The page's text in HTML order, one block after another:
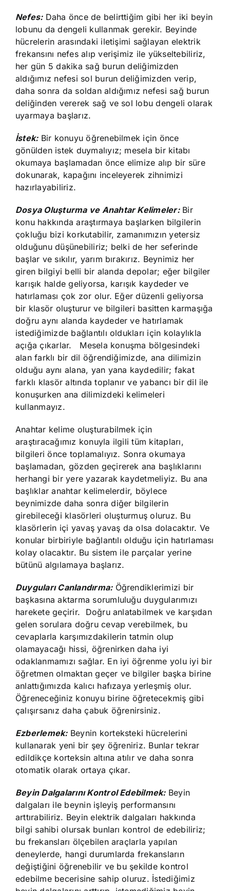
Nefes:Daha önce de belirttiğim gibi her iki beyin
lobunu da dengeli kullanmak gerekir. Beyinde
hücrelerin arasındaki iletişimi sağlayan elektrik
frekansını nefes alıp verişimiz ile yükseltebiliriz,
her gün 5 dakika sağ burun deliğimizden
aldığımız nefesi sol burun deliğimizden verip,
daha sonra da soldan aldığımız nefesi sağ burun
deliğinden vererek sağ ve sol lobu dengeli olarak
uyarmaya başlarız.
İstek:Bir konuyu öğrenebilmek için önce
gönülden istek duymalıyız; mesela bir kitabı
okumaya başlamadan önce elimize alıp bir süre
dokunarak, kapağını inceleyerek zihnimizi
hazırlayabiliriz.
Dosya Oluşturma ve Anahtar Kelimeler:Bir
konu hakkında araştırmaya başlarken bilgilerin
çokluğu bizi korkutabilir, zamanımızın yetersiz
olduğunu düşünebiliriz; belki de her seferinde
başlar ve sıkılır, yarım bırakırız. Beynimiz her
giren bilgiyi belli bir alanda depolar; eğer bilgiler
karışık halde geliyorsa, karışık kaydeder ve
hatırlaması çok zor olur. Eğer düzenli geliyorsa
bir klasör oluşturur ve bilgileri basitten karmaşığa
doğru aynı alanda kaydeder ve hatırlamak
istediğimizde bağlantılı oldukları için kolaylıkla
açığa çıkarlar. Mesela konuşma bölgesindeki
alan farklı bir dil öğrendiğimizde, ana dilimizin
olduğu aynı alana, yan yana kaydedilir; fakat
farklı klasör altında toplanır ve yabancı bir dil ile
konuşurken ana dilimizdeki kelimeleri
kullanmayız.
Anahtar kelime oluşturabilmek için
araştıracağımız konuyla ilgili tüm kitapları,
bilgileri önce toplamalıyız. Sonra okumaya
başlamadan, gözden geçirerek ana başlıklarını
herhangi bir yere yazarak kaydetmeliyiz. Bu ana
başlıklar anahtar kelimelerdir, böylece
beynimizde daha sonra diğer bilgilerin
girebileceği klasörleri oluşturmuş oluruz. Bu
klasörlerin içi yavaş yavaş da olsa dolacaktır. Ve
konular birbiriyle bağlantılı olduğu için hatırlaması
kolay olacaktır. Bu sistem ile parçalar yerine
bütünü algılamaya başlarız.
Duyguları Canlandırma:Öğrendiklerimizi bir
başkasına aktarma sorumluluğu duygularımızı
harekete geçirir. Doğru anlatabilmek ve karşıdan
gelen sorulara doğru cevap verebilmek, bu
cevaplarla karşımızdakilerin tatmin olup
olamayacağı hissi, öğrenirken daha iyi
odaklanmamızı sağlar. En iyi öğrenme yolu iyi bir
öğretmen olmaktan geçer ve bilgiler başka birine
anlattığımızda kalıcı hafızaya yerleşmiş olur.
Öğreneceğiniz konuyu birine öğretecekmiş gibi
çalışırsanız daha çabuk öğrenirsiniz.
Ezberlemek:Beynin korteksteki hücrelerini
kullanarak yeni bir şey öğreniriz. Bunlar tekrar
edildikçe korteksin altına atılır ve daha sonra
otomatik olarak ortaya çıkar.
Beyin Dalgalarını Kontrol Edebilmek:Beyin
dalgaları ile beynin işleyiş performansını
arttırabiliriz. Beyin elektrik dalgaları hakkında
bilgi sahibi olursak bunları kontrol de edebiliriz;
bu frekansları ölçebilen araçlarla yapılan
deneylerde, hangi durumlarda frekansların
değiştiğini öğrenebilir ve bu şekilde kontrol
edebilme becerisine sahip oluruz. İstediğimiz